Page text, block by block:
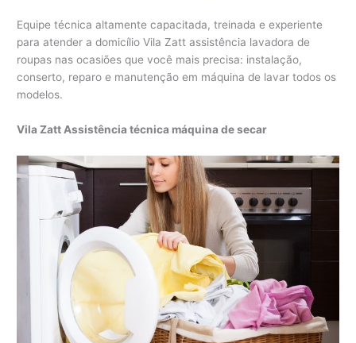
Equipe técnica altamente capacitada, treinada e experiente
para atender a domicílio Vila Zatt assistência lavadora de
roupas nas ocasiões que você mais precisa: instalação,
conserto, reparo e manutenção em máquina de lavar todos os
modelos.
Vila Zatt Assistência técnica máquina de secar